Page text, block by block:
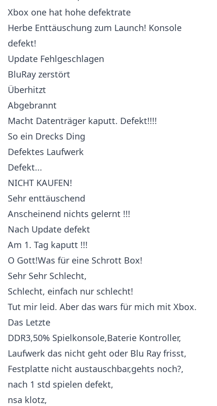
Xbox one hat hohe defektrate
Herbe Enttäuschung zum Launch! Konsole
defekt!
Update Fehlgeschlagen
BluRay zerstört
Überhitzt
Abgebrannt
Macht Datenträger kaputt. Defekt!!!!
So ein Drecks Ding
Defektes Laufwerk
Defekt...
NICHT KAUFEN!
Sehr enttäuschend
Anscheinend nichts gelernt !!!
Nach Update defekt
Am 1. Tag kaputt !!!
O Gott!Was für eine Schrott Box!
Sehr Sehr Schlecht,
Schlecht, einfach nur schlecht!
Tut mir leid. Aber das wars für mich mit Xbox.
Das Letzte
DDR3,50% Spielkonsole,Baterie Kontroller,
Laufwerk das nicht geht oder Blu Ray frisst,
Festplatte nicht austauschbar,gehts noch?,
nach 1 std spielen defekt,
nsa klotz,